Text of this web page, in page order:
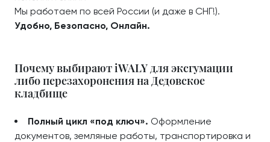
Мы работаем по всей России (и даже в СНГ!).
Удобно, Безопасно, Онлайн.
Почему выбирают iWALY для эксгумации
либо перезахоронения на Дедовское
кладбище
Полный цикл «под ключ». Оформление
документов, земляные работы, транспортировка и